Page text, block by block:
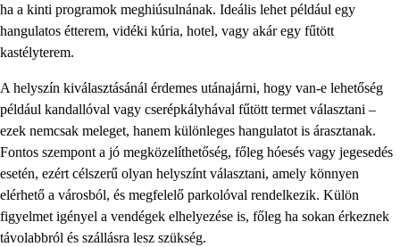
ha a kinti programok meghiúsulnának. Ideális lehet például egy
hangulatos étterem, vidéki kúria, hotel, vagy akár egy fűtött
kastélyterem.
A helyszín kiválasztásánál érdemes utánajárni, hogy van-e lehetőség
például kandallóval vagy cserépkályhával fűtött termet választani –
ezek nemcsak meleget, hanem különleges hangulatot is árasztanak.
Fontos szempont a jó megközelíthetőség, főleg hóesés vagy jegesedés
esetén, ezért célszerű olyan helyszínt választani, amely könnyen
elérhető a városból, és megfelelő parkolóval rendelkezik. Külön
figyelmet igényel a vendégek elhelyezése is, főleg ha sokan érkeznek
távolabbról és szállásra lesz szükség.